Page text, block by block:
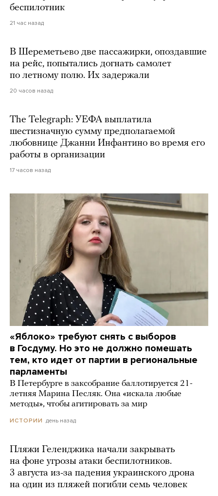
беспилотник
21 час назад
В Шереметьево две пассажирки, опоздавшие
на рейс, попытались догнать самолет
по летному полю. Их задержали
20 часов назад
The Telegraph: УЕФА выплатила
шестизначную сумму предполагаемой
любовнице Джанни Инфантино во время его
работы в организации
17 часов назад
«Яблоко» требуют снять с выборов
в Госдуму. Но это не должно помешать
тем, кто идет от партии в региональные
парламенты
В Петербурге в заксобрание баллотируется 21-
летняя Марина Песляк. Она «искала любые
методы», чтобы агитировать за мир
ИСТОРИИ день назад
Пляжи Геленджика начали закрывать
на фоне угрозы атаки беспилотников.
3 августа из-за падения украинского дрона
на один из пляжей погибли семь человек